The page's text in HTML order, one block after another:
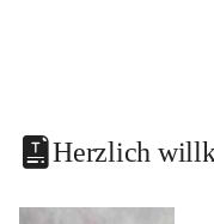
Herzlich